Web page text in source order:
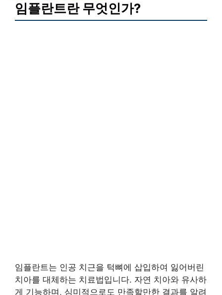
임플란트란 무엇인가?
임플란트는 인공 치근을 턱뼈에 삽입하여 잃어버린
치아를 대체하는 치료법입니다. 자연 치아와 유사하
게 기능하며, 심미적으로도 만족할만한 결과를 알려